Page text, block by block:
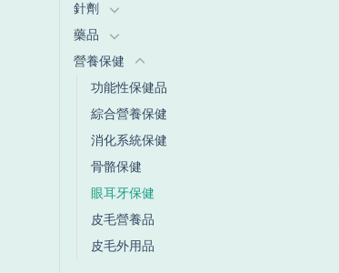
針劑
藥品
營養保健
功能性保健品
綜合營養保健
消化系統保健
骨骼保健
眼耳牙保健
皮毛營養品
皮毛外用品